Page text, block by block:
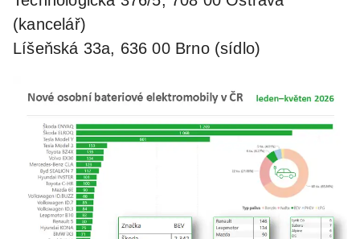
(kancelář)
Líšeňská 33a, 636 00 Brno (sídlo)